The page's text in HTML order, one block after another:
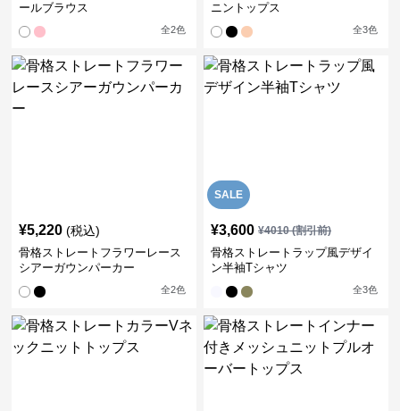
ールブラウス
全2色
ニントップス
全3色
¥5,220 (税込)
骨格ストレートフラワーレース
シアーガウンパーカー
全2色
SALE
¥3,600 ¥4010(割引前)
骨格ストレートラップ風デザイ
ン半袖Tシャツ
全3色